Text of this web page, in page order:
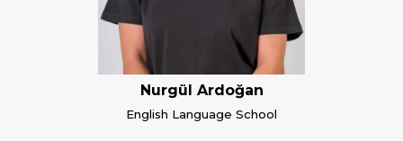
Nurgül Ardoğan
English Language School